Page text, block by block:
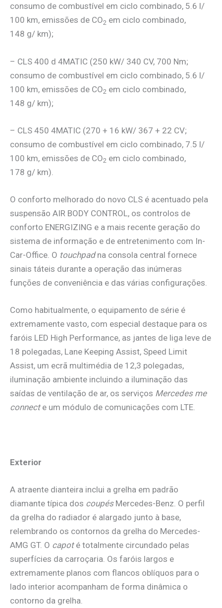
consumo de combustível em ciclo combinado, 5.6 l/
100 km, emissões de CO2 em ciclo combinado,
148 g/ km);
– CLS 400 d 4MATIC (250 kW/ 340 CV, 700 Nm;
consumo de combustível em ciclo combinado, 5.6 l/
100 km, emissões de CO2 em ciclo combinado,
148 g/ km);
– CLS 450 4MATIC (270 + 16 kW/ 367 + 22 CV;
consumo de combustível em ciclo combinado, 7.5 l/
100 km, emissões de CO2 em ciclo combinado,
178 g/ km).
O conforto melhorado do novo CLS é acentuado pela
suspensão AIR BODY CONTROL, os controlos de
conforto ENERGIZING e a mais recente geração do
sistema de informação e de entretenimento com In-
Car-Office. O touchpadna consola central fornece
sinais táteis durante a operação das inúmeras
funções de conveniência e das várias configurações.
Como habitualmente, o equipamento de série é
extremamente vasto, com especial destaque para os
faróis LED High Performance, as jantes de liga leve de
18 polegadas, Lane Keeping Assist, Speed Limit
Assist, um ecrã multimédia de 12,3 polegadas,
iluminação ambiente incluindo a iluminação das
saídas de ventilação de ar, os serviços Mercedes me
connect e um módulo de comunicações com LTE.
Exterior
A atraente dianteira inclui a grelha em padrão
diamante típica dos coupésMercedes-Benz. O perfil
da grelha do radiador é alargado junto à base,
relembrando os contornos da grelha do Mercedes-
AMG GT. O capoté totalmente circundado pelas
superfícies da carroçaria. Os faróis largos e
extremamente planos com flancos oblíquos para o
lado interior acompanham de forma dinâmica o
contorno da grelha.